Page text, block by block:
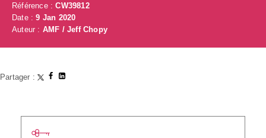
Référence :CW39812
Date :9 Jan 2020
Auteur : AMF / Jeff Chopy
Partager :